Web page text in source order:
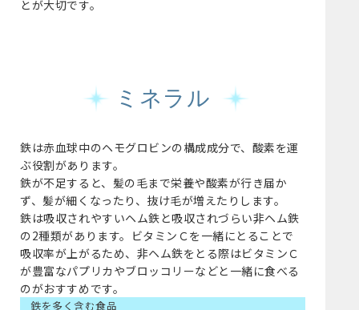
とが大切です。
ミネラル
鉄は赤血球中のヘモグロビンの構成成分で、酸素を運
ぶ役割があります。
鉄が不足すると、髪の毛まで栄養や酸素が行き届か
ず、髪が細くなったり、抜け毛が増えたりします。
鉄は吸収されやすいヘム鉄と吸収されづらい非ヘム鉄
の2種類があります。ビタミンＣを一緒にとることで
吸収率が上がるため、非ヘム鉄をとる際はビタミンＣ
が豊富なパプリカやブロッコリーなどと一緒に食べる
のがおすすめです。
鉄を多く含む食品